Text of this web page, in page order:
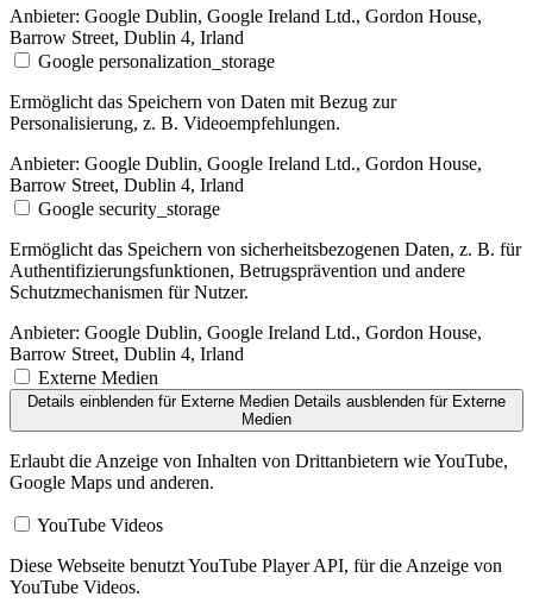
Anbieter: Google Dublin, Google Ireland Ltd., Gordon House,
Barrow Street, Dublin 4, Irland
Google personalization_storage
Ermöglicht das Speichern von Daten mit Bezug zur
Personalisierung, z. B. Videoempfehlungen.
Anbieter: Google Dublin, Google Ireland Ltd., Gordon House,
Barrow Street, Dublin 4, Irland
Google security_storage
Ermöglicht das Speichern von sicherheitsbezogenen Daten, z. B. für
Authentifizierungsfunktionen, Betrugsprävention und andere
Schutzmechanismen für Nutzer.
Anbieter: Google Dublin, Google Ireland Ltd., Gordon House,
Barrow Street, Dublin 4, Irland
Externe Medien
Details einblenden für Externe Medien Details ausblenden für Externe
Medien
Erlaubt die Anzeige von Inhalten von Drittanbietern wie YouTube,
Google Maps und anderen.
YouTube Videos
Diese Webseite benutzt YouTube Player API, für die Anzeige von
YouTube Videos.